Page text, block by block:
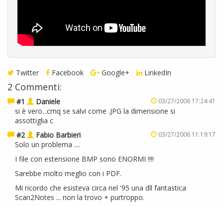
Twitter Facebook Google+ LinkedIn
2 Commenti:
#1 Daniele 03/27/2006 17:24:41
si è vero...cmq se salvi come .JPG la dimensione si
assottiglia c
#2
Fabio Barbieri 03/27/2006 11:19:17
Solo un problema ....
I file con estensione BMP sono ENORMI !!!!
Sarebbe molto meglio con i PDF.
Mi ricordo che esisteva circa nel '95 una dll fantastica
Scan2Notes ... non la trovo + purtroppo.